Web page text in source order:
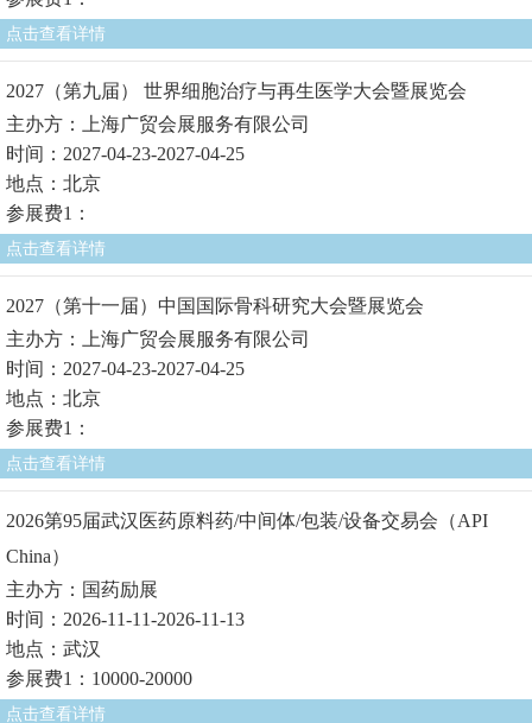
点击查看详情
2027（第九届） 世界细胞治疗与再生医学大会暨展览会
主办方：上海广贸会展服务有限公司
时间：2027-04-23-2027-04-25
地点：北京
参展费1：
点击查看详情
2027（第十一届）中国国际骨科研究大会暨展览会
主办方：上海广贸会展服务有限公司
时间：2027-04-23-2027-04-25
地点：北京
参展费1：
点击查看详情
2026第95届武汉医药原料药/中间体/包装/设备交易会（API
China）
主办方：国药励展
时间：2026-11-11-2026-11-13
地点：武汉
参展费1：10000-20000
点击查看详情